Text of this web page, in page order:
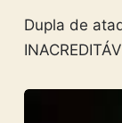
Dupla de